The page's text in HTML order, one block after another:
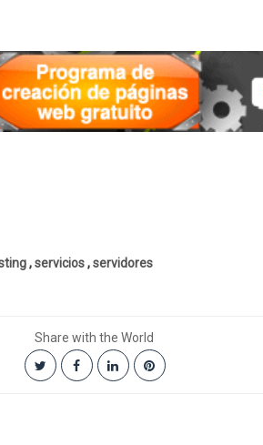
,servicios,servidores
Share with the World